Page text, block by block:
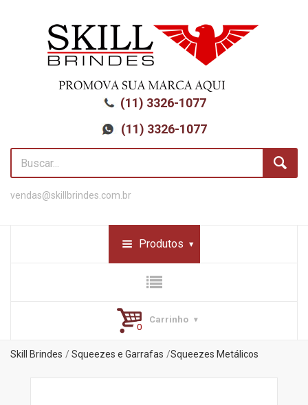
(11) 3326-1077
(11) 3326-1077
vendas@skillbrindes.com.br
Produtos
Carrinho
Skill Brindes Squeezes e Garrafas Squeezes Metálicos